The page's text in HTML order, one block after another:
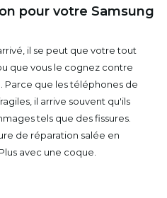
pour votre Samsung
il se peut que votre tout
que vous le cognez contre
Parce que les téléphones de
il arrive souvent qu'ils
tels que des fissures.
de réparation salée en
avec une coque.